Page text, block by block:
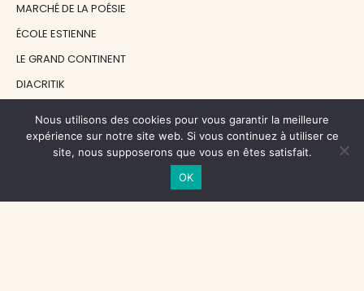
MARCHÉ DE LA POÉSIE
ÉCOLE ESTIENNE
LE GRAND CONTINENT
DIACRITIK
NOS SOUTIENS
CENTRE NATIONAL DU LIVRE
Nous utilisons des cookies pour vous garantir la meilleure
expérience sur notre site web. Si vous continuez à utiliser ce
site, nous supposerons que vous en êtes satisfait.
OK